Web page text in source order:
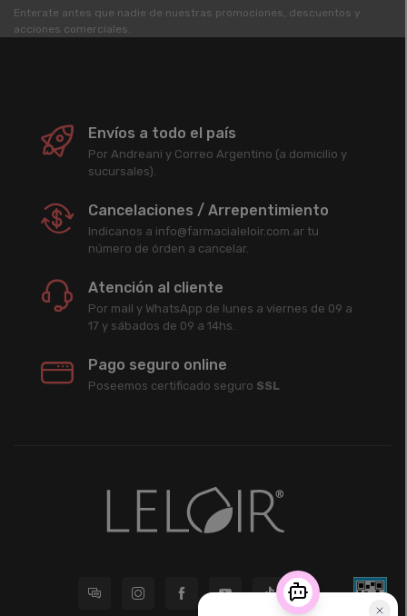
Enterate antes que nadie de nuestras promociones, descuentos y
acciones comerciales.
Envíos a todo el país
Por Andreani y Correo Argentino (a domicilio y
sucursales).
Cancelaciones / Arrepentimiento
Indicanos a info@farmacialeloir.com.ar tu
número de órden a cancelar.
Atención al cliente
Por mail y WhatsApp de lunes a viernes de 09 a
17 y sábados de 09 a 14hs.
Pago seguro online
Poseemos certificado seguro SSL